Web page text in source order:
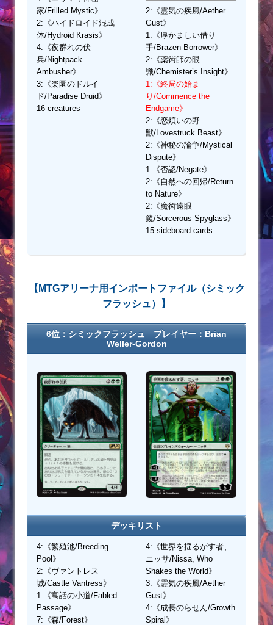
家/Frilled Mystic》
2:《ハイドロイド混成
体/Hydroid Krasis》
4:《夜群れの伏
兵/Nightpack
Ambusher》
3:《楽園のドルイ
ド/Paradise Druid》
16 creatures
2:《霊気の疾風/Aether
Gust》
1:《厚かましい借り
手/Brazen Borrower》
2:《薬術師の眼
識/Chemister’s Insight》
1:《終局の始ま
り/Commence the
Endgame》
2:《恋煩いの野
獣/Lovestruck Beast》
2:《神秘の論争/Mystical
Dispute》
1:《否認/Negate》
2:《自然への回帰/Return
to Nature》
2:《魔術遠眼
鏡/Sorcerous Spyglass》
15 sideboard cards
【MTGアリーナ用インポートファイル（シミック
フラッシュ）】
6位：シミックフラッシュ プレイヤー：Brian
Weller-Gordon
デッキリスト
4:《繁殖池/Breeding
Pool》
2:《ヴァントレス
城/Castle Vantress》
1:《寓話の小道/Fabled
Passage》
7:《森/Forest》
4:《世界を揺るがす者、
ニッサ/Nissa, Who
Shakes the World》
3:《霊気の疾風/Aether
Gust》
4:《成長のらせん/Growth
Spiral》